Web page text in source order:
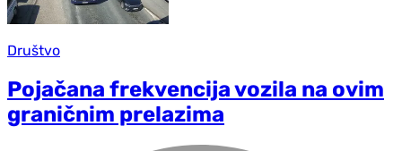
Društvo
Pojačana frekvencija vozila na ovim
graničnim prelazima